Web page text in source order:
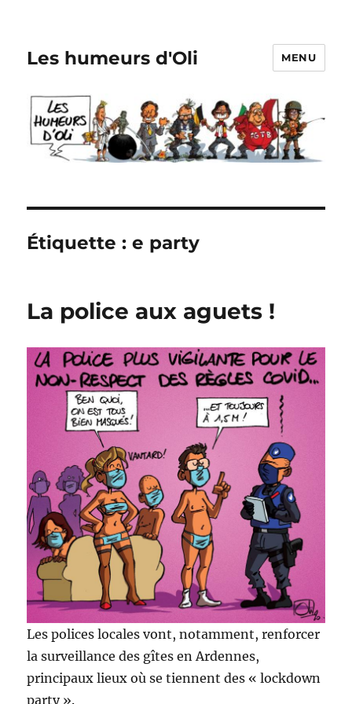
Les humeurs d'Oli MENU
Étiquette :e party
La police aux aguets !
Les polices locales vont, notamment, renforcer
la surveillance des gîtes en Ardennes,
principaux lieux où se tiennent des « lockdown
party ».